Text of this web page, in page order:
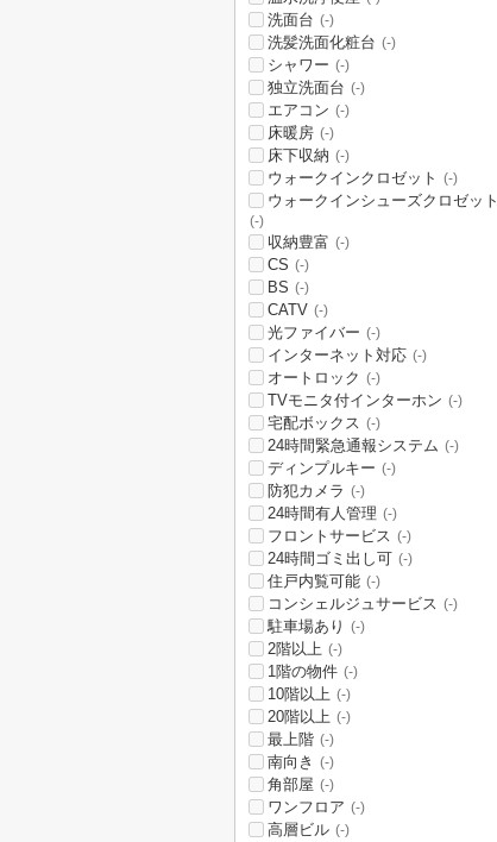
洗面台 (-)
洗髪洗面化粧台 (-)
シャワー (-)
独立洗面台 (-)
エアコン (-)
床暖房 (-)
床下収納 (-)
ウォークインクロゼット (-)
ウォークインシューズクロゼット
(-)
収納豊富 (-)
CS (-)
BS (-)
CATV (-)
光ファイバー (-)
インターネット対応 (-)
オートロック (-)
TVモニタ付インターホン (-)
宅配ボックス (-)
24時間緊急通報システム (-)
ディンプルキー (-)
防犯カメラ (-)
24時間有人管理 (-)
フロントサービス (-)
24時間ゴミ出し可 (-)
住戸内覧可能 (-)
コンシェルジュサービス (-)
駐車場あり (-)
2階以上 (-)
1階の物件 (-)
10階以上 (-)
20階以上 (-)
最上階 (-)
南向き (-)
角部屋 (-)
ワンフロア (-)
高層ビル (-)